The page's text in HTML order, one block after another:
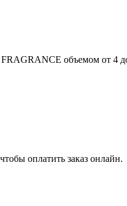
объемом от 4
оплатить заказ онлайн.